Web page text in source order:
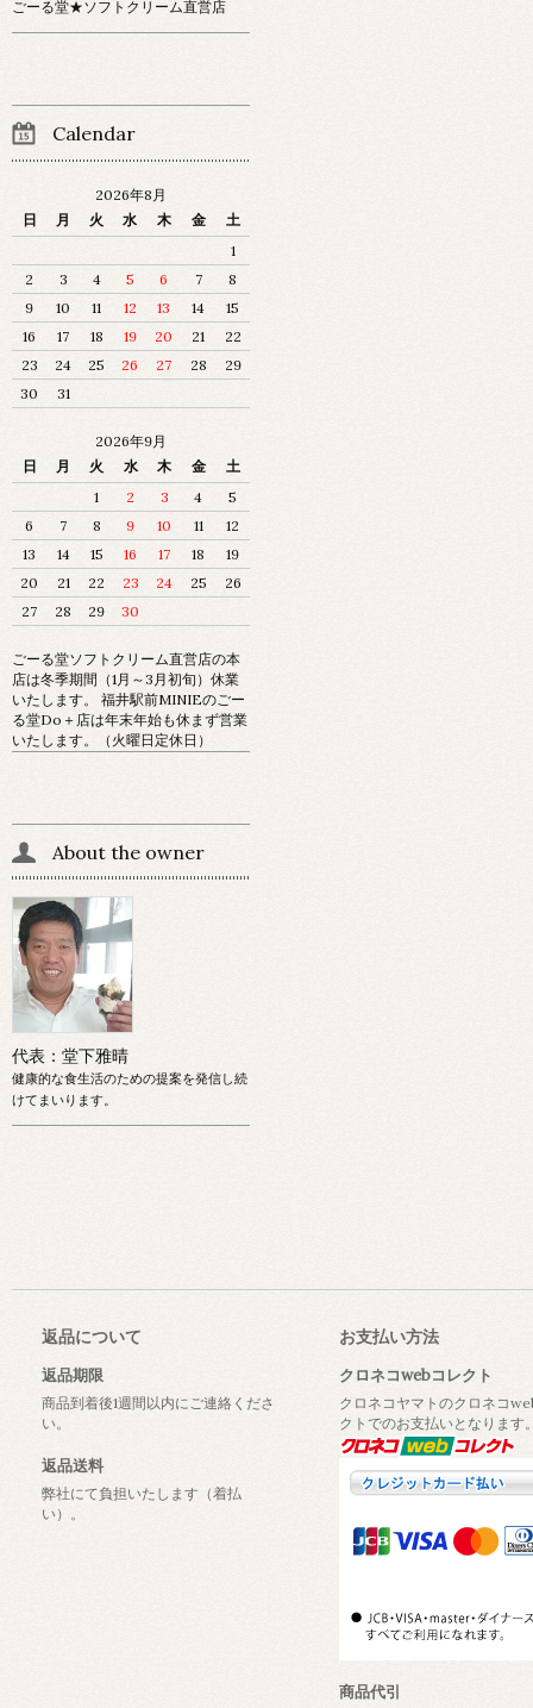
ごーる堂★ソフトクリーム直営店
Calendar
2026年8月
日
月 火 水 木 金
土
1
2
3 4 5 6 7
8
9
10 11 12 13 14
15
16
17 18 19 20 21
22
23
24 25 26 27 28
29
30
31
2026年9月
日
月 火 水 木 金
土
1
2 3 4
5
6
7 8 9 10 11
12
13
14 15 16 17 18
19
20
21 22 23 24 25
26
27
28 29 30
ごーる堂ソフトクリーム直営店の本
店は冬季期間（1月～3月初旬）休業
いたします。 福井駅前MINIEのごー
る堂Do＋店は年末年始も休まず営業
いたします。（火曜日定休日）
About the owner
代表：堂下雅晴
健康的な食生活のための提案を発信し続
けてまいります。
返品について
返品期限
商品到着後1週間以内にご連絡くださ
い。
返品送料
弊社にて負担いたします（着払
い）。
お支払い方法
クロネコwebコレクト
クロネコヤマトのクロネコ
クトでのお支払いとなります
商品代引